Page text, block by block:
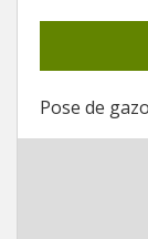
Pose de